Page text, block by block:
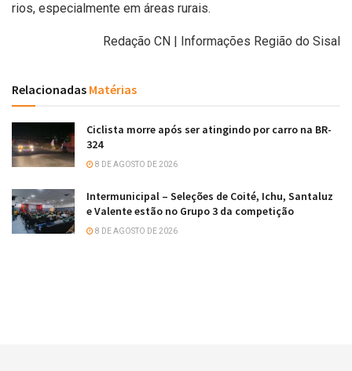
rios, especialmente em áreas rurais.
Redação CN | Informações Região do Sisal
Relacionadas Matérias
Ciclista morre após ser atingindo por carro na BR-
324
8 DE AGOSTO DE 2026
Intermunicipal – Seleções de Coité, Ichu, Santaluz
e Valente estão no Grupo 3 da competição
8 DE AGOSTO DE 2026